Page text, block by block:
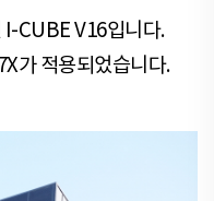
I-CUBE V16입니다.
가 적용되었습니다.